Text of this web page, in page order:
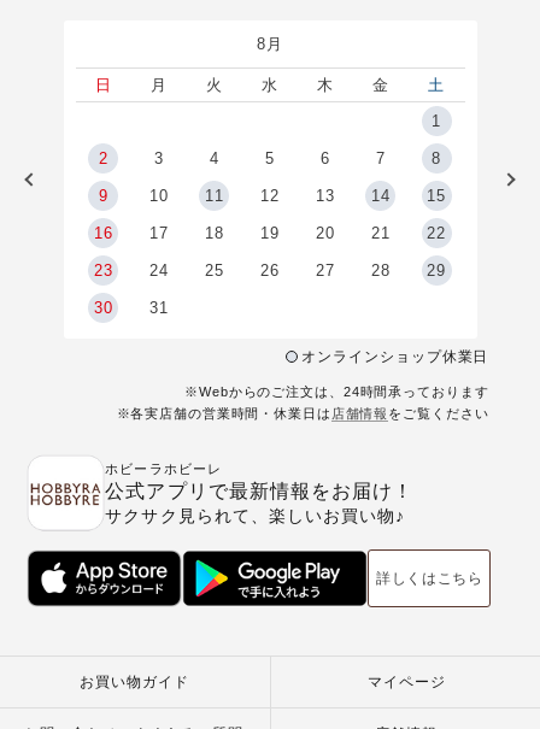
8月
日 月 火 水 木 金
土
1
2 3 4 5 6 7 8
9 10 11 12 13 14 15
16 17 18 19 20 21 22
23 24 25 26 27 28 29
30 31
オンラインショップ休業日
※Webからのご注文は、24時間承っております
※各実店舗の営業時間・休業日は 店舗情報 をご覧ください
ホビーラホビーレ
公式アプリで最新情報をお届け！
サクサク見られて、楽しいお買い物♪
詳しくはこちら
お買い物ガイド マイページ